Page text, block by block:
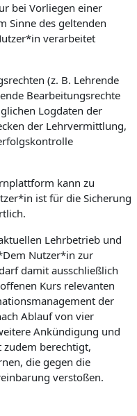
bei Vorliegen einer
Sinne des geltenden
verarbeitet
(z. B. Lehrende
Bearbeitungsrechte
Logdaten der
der Lehrvermittlung,
kann zu
ist für die Sicherung
Lehrbetrieb und
Nutzer*in zur
damit ausschließlich
Kurs relevanten
der
Ablauf von vier
Ankündigung und
zudem berechtigt,
die gegen die
verstoßen.